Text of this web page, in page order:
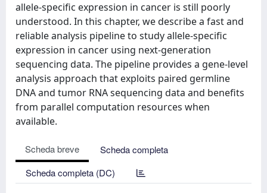
allele-specific expression in cancer is still poorly
understood. In this chapter, we describe a fast and
reliable analysis pipeline to study allele-specific
expression in cancer using next-generation
sequencing data. The pipeline provides a gene-level
analysis approach that exploits paired germline
DNA and tumor RNA sequencing data and benefits
from parallel computation resources when
available.
Scheda breve
Scheda completa
Scheda completa (DC)